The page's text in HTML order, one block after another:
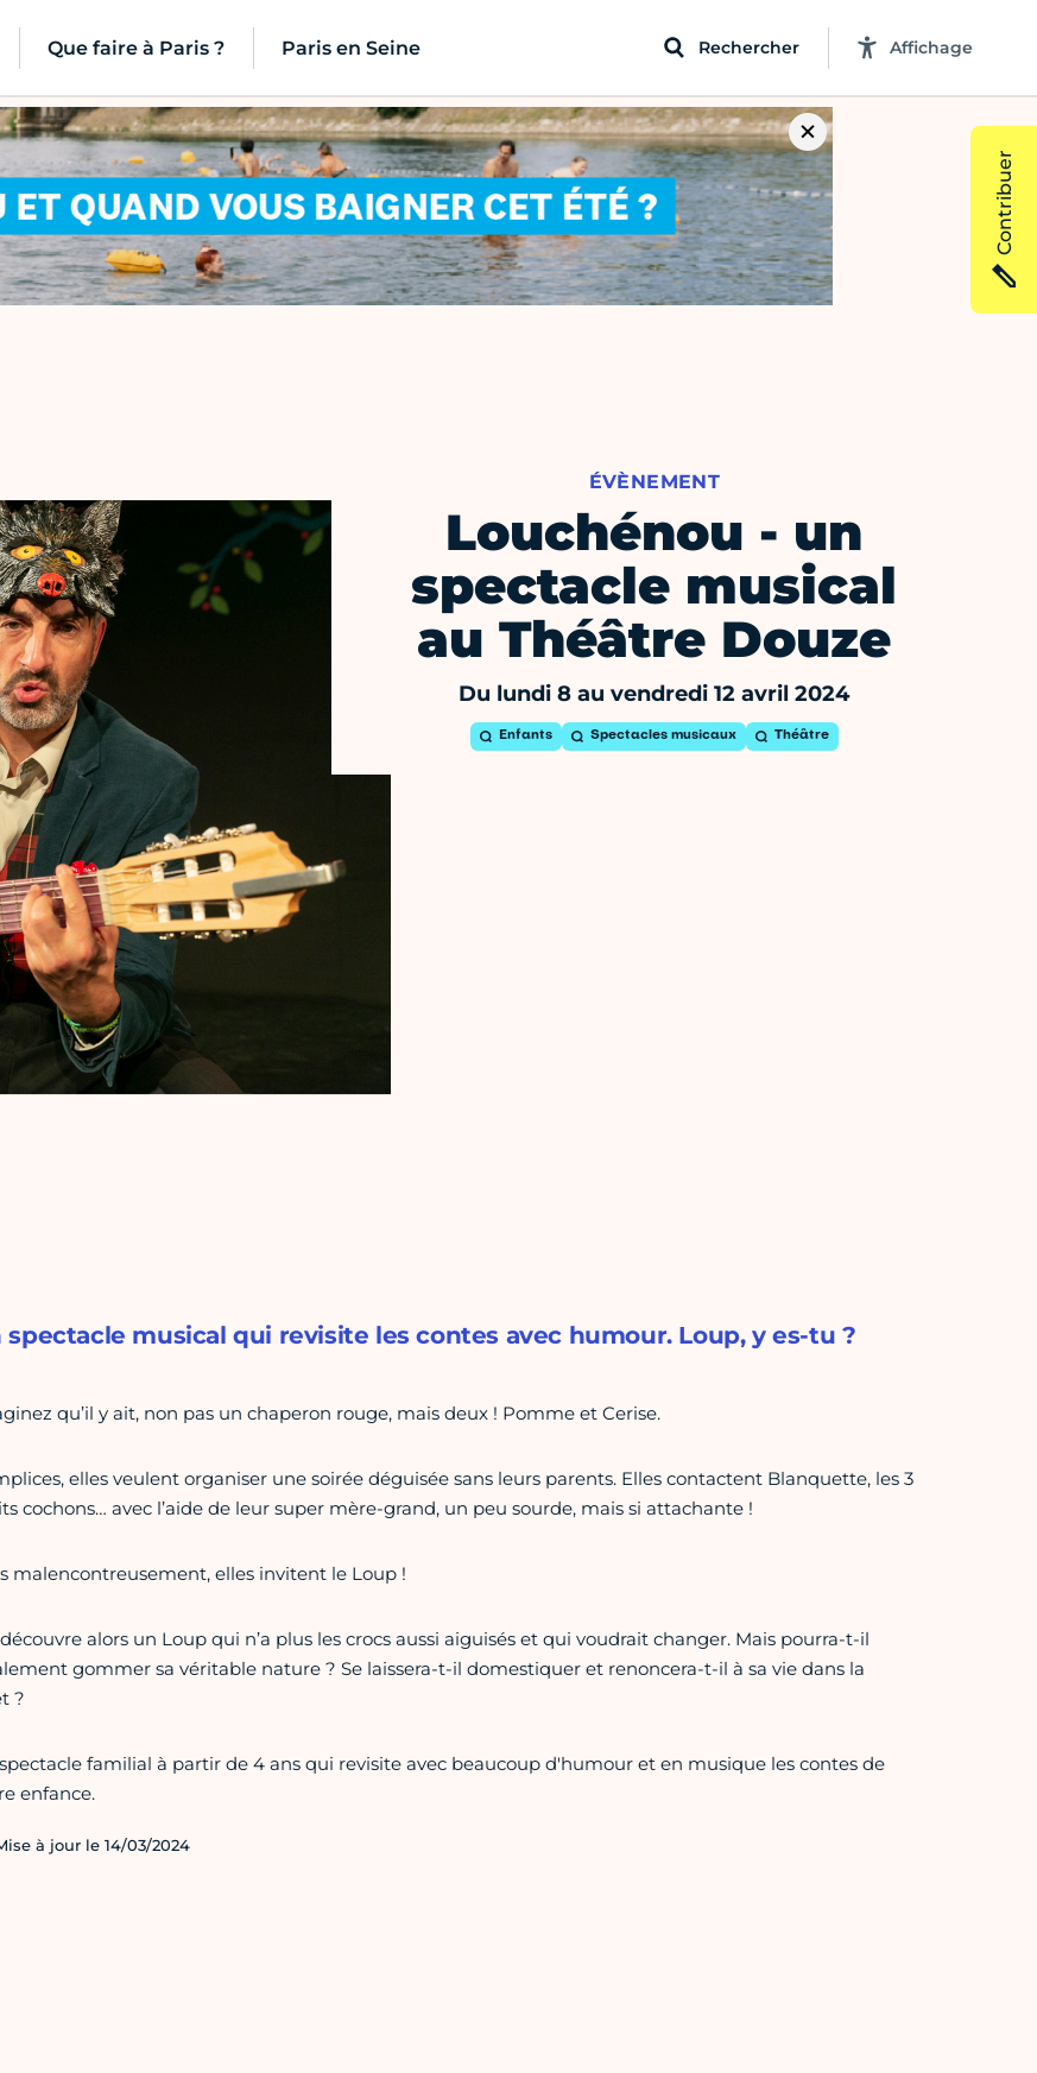
Que faire à Paris ? Paris en Seine Rechercher Affichage
ÉVÈNEMENT
Louchénou - un
spectacle musical
au Théâtre Douze
Du lundi 8 au vendredi 12 avril 2024
Enfants Spectacles musicaux Théâtre
spectacle musical qui revisite les contes avec humour. Loup, y es-tu ?
qu’il y ait, non pas un chaperon rouge, mais deux ! Pomme et Cerise.
elles veulent organiser une soirée déguisée sans leurs parents. Elles contactent Blanquette, les 3
cochons… avec l’aide de leur super mère-grand, un peu sourde, mais si attachante !
malencontreusement, elles invitent le Loup !
alors un Loup qui n’a plus les crocs aussi aiguisés et qui voudrait changer. Mais pourra-t-il
gommer sa véritable nature ? Se laissera-t-il domestiquer et renoncera-t-il à sa vie dans la
?
familial à partir de 4 ans qui revisite avec beaucoup d'humour et en musique les contes de
enfance.
à jour le 14/03/2024
Contribuer